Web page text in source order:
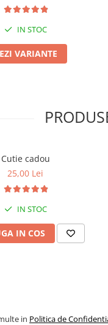
IN STOC
VARIANTE
Cutie cadou
25,00 Lei
IN STOC
IN COS
in Politica de